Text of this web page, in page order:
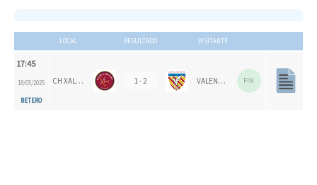
LOCAL RESULTADO VISITANTE
17:45
18/05/2025
BETERO
CH XALOC 1 - 2 VALENCIA CH FIN